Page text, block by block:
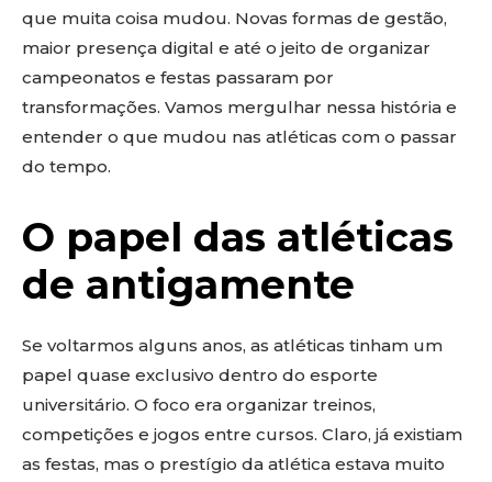
que muita coisa mudou. Novas formas de gestão,
maior presença digital e até o jeito de organizar
campeonatos e festas passaram por
transformações. Vamos mergulhar nessa história e
entender o que mudou nas atléticas com o passar
do tempo.
O papel das atléticas
de antigamente
Se voltarmos alguns anos, as atléticas tinham um
papel quase exclusivo dentro do esporte
universitário. O foco era organizar treinos,
competições e jogos entre cursos. Claro, já existiam
as festas, mas o prestígio da atlética estava muito